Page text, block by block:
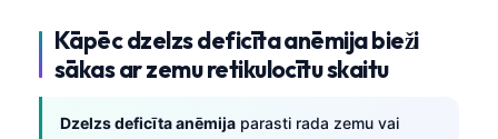
Kāpēc dzelzs deficīta anēmija bieži
sākas ar zemu retikulocītu skaitu
Dzelzs deficīta anēmija parasti rada zemu vai